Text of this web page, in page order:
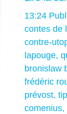
13:24
contes de
contre-
lapouge,
bronislaw
frédéric
prévost,
comenius,